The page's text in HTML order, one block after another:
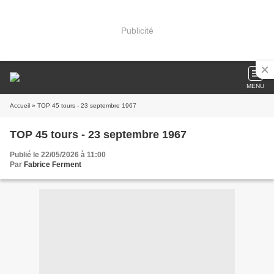
Publicité
MENU
Accueil » TOP 45 tours - 23 septembre 1967
TOP 45 tours - 23 septembre 1967
Publié le 22/05/2026 à 11:00
Par Fabrice Ferment